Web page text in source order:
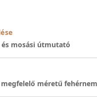
és mosási útmutató
méretű